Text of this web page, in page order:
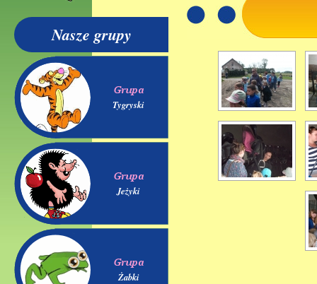
Nasze grupy
Tygryski
Jeżyki
Żabki